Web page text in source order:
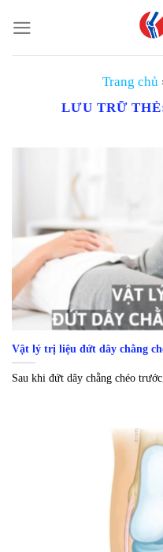
đến
nội
Trang chủ
LƯU TRỮ
Vật lý trị liệu đứt dây chằng
Sau khi đứt dây chằng chéo